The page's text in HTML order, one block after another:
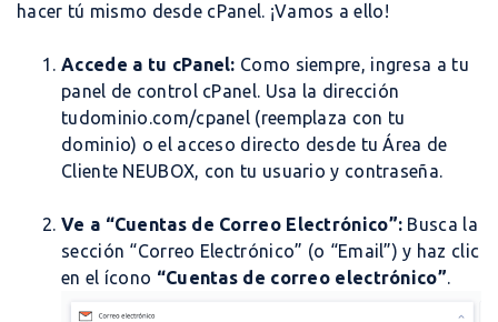
hacer tú mismo desde cPanel. ¡Vamos a ello!
Accede a tu cPanel: Como siempre, ingresa a tu
panel de control cPanel. Usa la dirección
tudominio.com/cpanel (reemplaza con tu
dominio) o el acceso directo desde tu Área de
Cliente NEUBOX, con tu usuario y contraseña.
Ve a “Cuentas de Correo Electrónico”: Busca la
sección “Correo Electrónico” (o “Email”) y haz clic
en el ícono “Cuentas de correo electrónico”.